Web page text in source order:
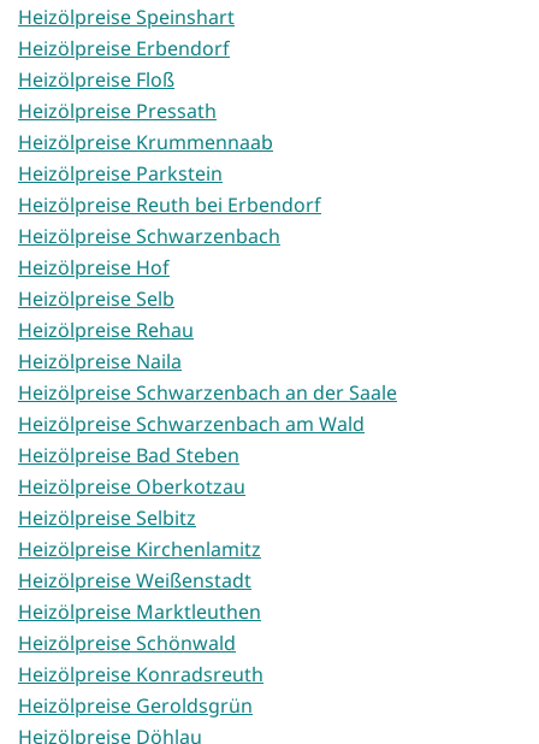
Heizölpreise Speinshart
Heizölpreise Erbendorf
Heizölpreise Floß
Heizölpreise Pressath
Heizölpreise Krummennaab
Heizölpreise Parkstein
Heizölpreise Reuth bei Erbendorf
Heizölpreise Schwarzenbach
Heizölpreise Hof
Heizölpreise Selb
Heizölpreise Rehau
Heizölpreise Naila
Heizölpreise Schwarzenbach an der Saale
Heizölpreise Schwarzenbach am Wald
Heizölpreise Bad Steben
Heizölpreise Oberkotzau
Heizölpreise Selbitz
Heizölpreise Kirchenlamitz
Heizölpreise Weißenstadt
Heizölpreise Marktleuthen
Heizölpreise Schönwald
Heizölpreise Konradsreuth
Heizölpreise Geroldsgrün
Heizölpreise Döhlau